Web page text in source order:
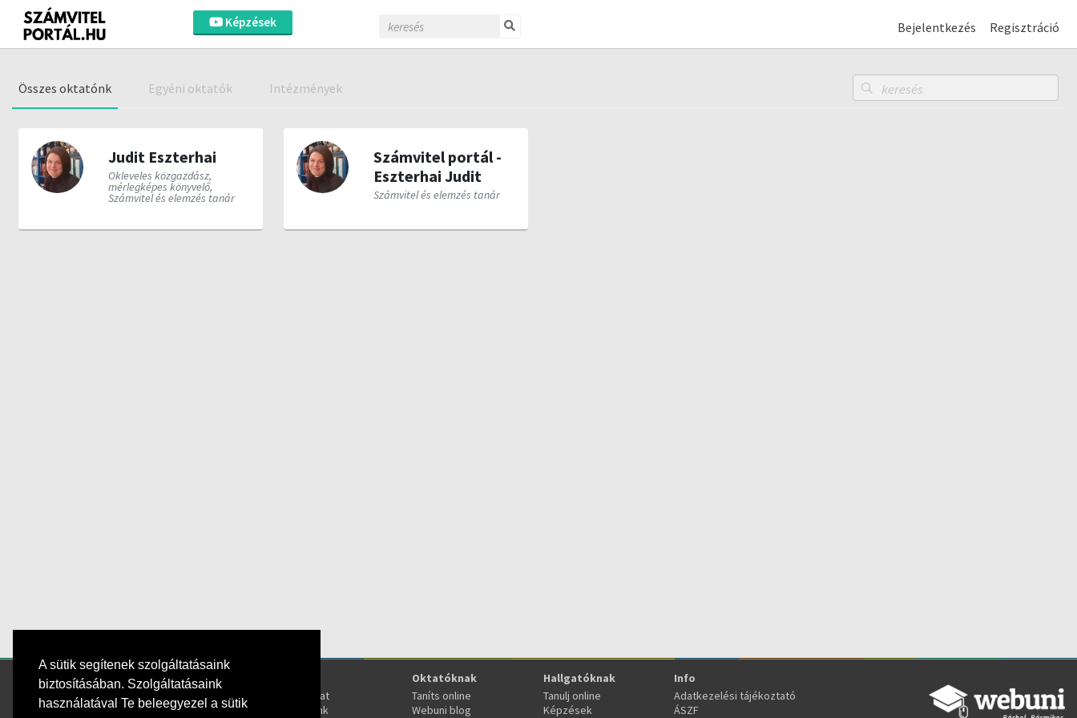
A sütik segítenek szolgáltatásaink
biztosításában. Szolgáltatásaink
használatával Te beleegyezel a sütik
Képzések Bejelentkezés Regisztráció
Összes oktatónk Egyéni oktatók Intézmények
Judit Eszterhai
Okleveles közgazdász,
mérlegképes könyvelő,
Számvitel és elemzés tanár
Számvitel portál -
Eszterhai Judit
Számvitel és elemzés tanár
Kövess bennünket!
Kapcsolat
Oktatóink
Oktatóknak
Taníts online
Webuni blog
Hallgatóknak
Tanulj online
Képzések
Info
Adatkezelési tájékoztató
ÁSZF